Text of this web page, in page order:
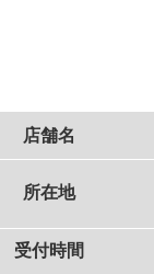
店舗名
所在地
受付時間